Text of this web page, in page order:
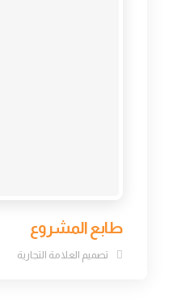
طابع المشروع
تصميم العلامة التجارية